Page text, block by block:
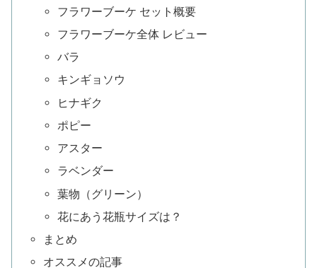
フラワーブーケ セット概要
フラワーブーケ全体 レビュー
バラ
キンギョソウ
ヒナギク
ポピー
アスター
ラベンダー
葉物（グリーン）
花にあう花瓶サイズは？
まとめ
オススメの記事